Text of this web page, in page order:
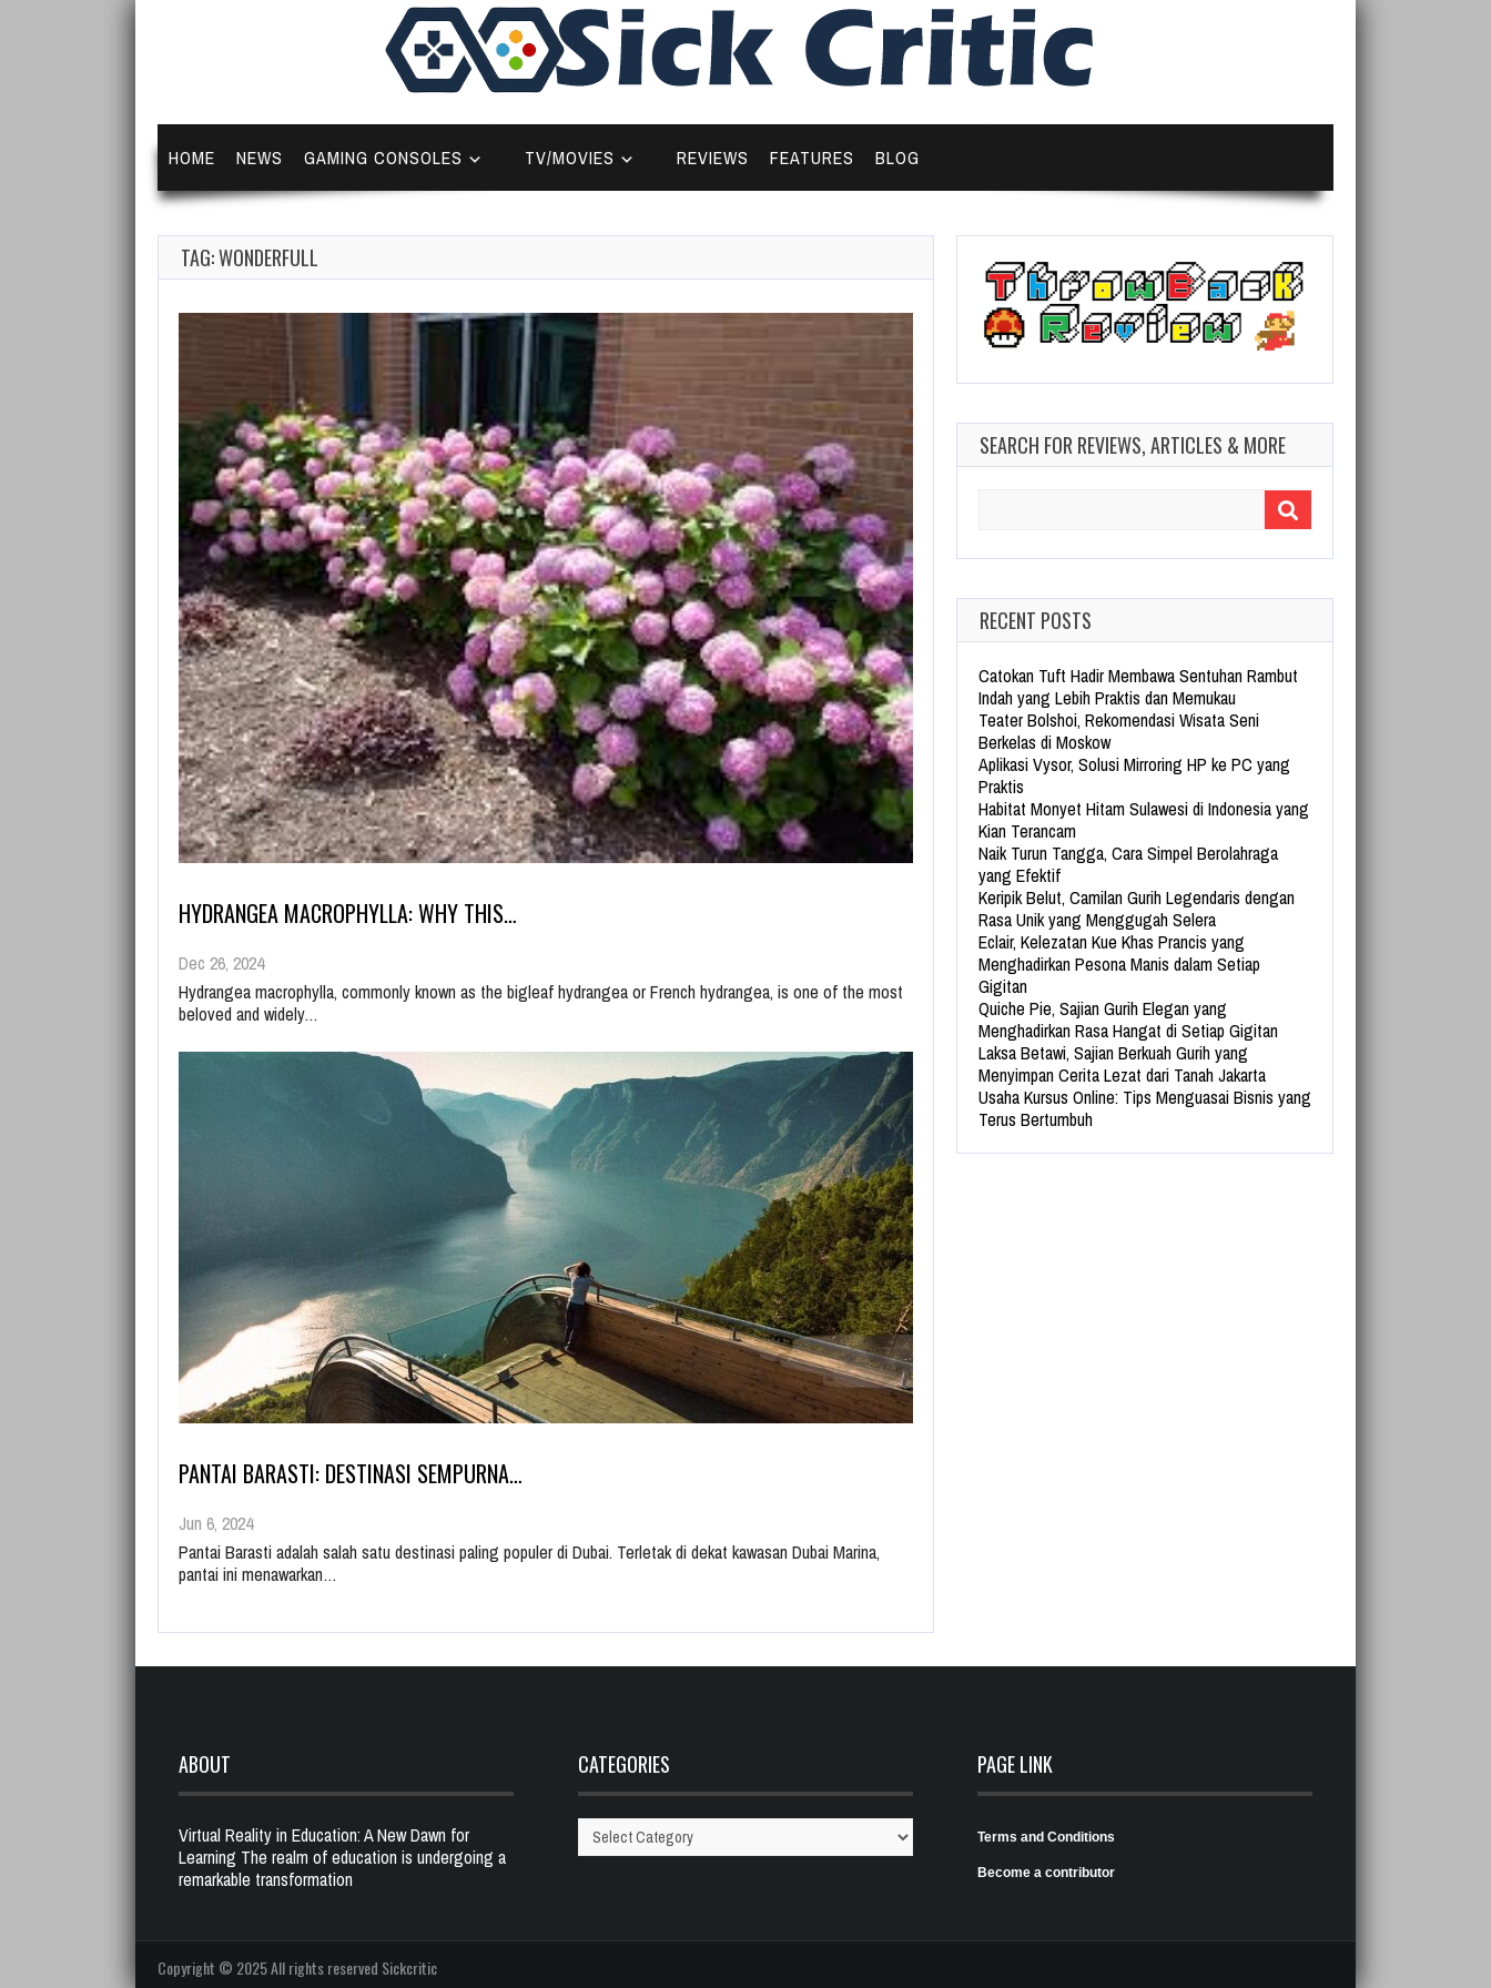
HOME NEWS GAMING CONSOLES TV/MOVIES REVIEWS FEATURES BLOG
TAG: WONDERFULL
HYDRANGEA MACROPHYLLA: WHY THIS…
Dec 26, 2024
Hydrangea macrophylla, commonly known as the bigleaf hydrangea or French hydrangea, is one of the most
beloved and widely…
PANTAI BARASTI: DESTINASI SEMPURNA…
Jun 6, 2024
Pantai Barasti adalah salah satu destinasi paling populer di Dubai. Terletak di dekat kawasan Dubai Marina,
pantai ini menawarkan…
SEARCH FOR REVIEWS, ARTICLES & MORE
RECENT POSTS
Catokan Tuft Hadir Membawa Sentuhan Rambut
Indah yang Lebih Praktis dan Memukau
Teater Bolshoi, Rekomendasi Wisata Seni
Berkelas di Moskow
Aplikasi Vysor, Solusi Mirroring HP ke PC yang
Praktis
Habitat Monyet Hitam Sulawesi di Indonesia yang
Kian Terancam
Naik Turun Tangga, Cara Simpel Berolahraga
yang Efektif
Keripik Belut, Camilan Gurih Legendaris dengan
Rasa Unik yang Menggugah Selera
Eclair, Kelezatan Kue Khas Prancis yang
Menghadirkan Pesona Manis dalam Setiap
Gigitan
Quiche Pie, Sajian Gurih Elegan yang
Menghadirkan Rasa Hangat di Setiap Gigitan
Laksa Betawi, Sajian Berkuah Gurih yang
Menyimpan Cerita Lezat dari Tanah Jakarta
Usaha Kursus Online: Tips Menguasai Bisnis yang
Terus Bertumbuh
ABOUT
Virtual Reality in Education: A New Dawn for
Learning The realm of education is undergoing a
remarkable transformation
CATEGORIES
Categories
PAGE LINK
Terms and Conditions
Become a contributor
Copyright © 2025 All rights reserved Sickcritic